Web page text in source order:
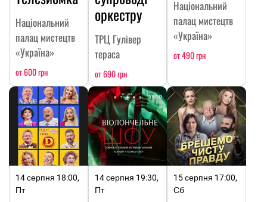
Національний
палац мистецтв
«Україна»
от 600 грн
оркестру
ТРЦ Гулівер
тераса
от 690 грн
Національний
палац мистецтв
«Україна»
от 490 грн
14 серпня 18:00,
Пт
14 серпня 19:30,
Пт
15 серпня 17:00,
Сб